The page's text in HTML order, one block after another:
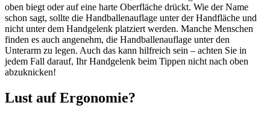
oben biegt oder auf eine harte Oberfläche drückt. Wie der Name
schon sagt, sollte die Handballenauflage unter der Handfläche und
nicht unter dem Handgelenk platziert werden. Manche Menschen
finden es auch angenehm, die Handballenauflage unter den
Unterarm zu legen. Auch das kann hilfreich sein – achten Sie in
jedem Fall darauf, Ihr Handgelenk beim Tippen nicht nach oben
abzuknicken!
Lust auf Ergonomie?